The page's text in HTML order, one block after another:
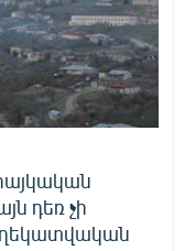
դեռ չի